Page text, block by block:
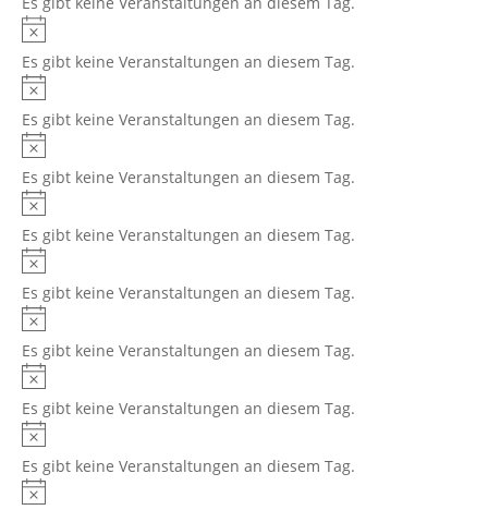
Hinweis
Es gibt keine Veranstaltungen an diesem Tag.
Hinweis
Es gibt keine Veranstaltungen an diesem Tag.
Hinweis
Es gibt keine Veranstaltungen an diesem Tag.
Hinweis
Es gibt keine Veranstaltungen an diesem Tag.
Hinweis
Es gibt keine Veranstaltungen an diesem Tag.
Hinweis
Es gibt keine Veranstaltungen an diesem Tag.
Hinweis
Es gibt keine Veranstaltungen an diesem Tag.
Hinweis
Es gibt keine Veranstaltungen an diesem Tag.
Hinweis